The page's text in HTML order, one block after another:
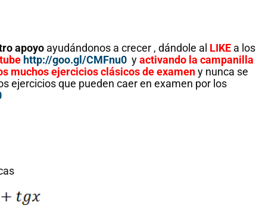
apoyo ayudándonos a crecer , dándole al LIKE a los
http://goo.gl/CMFnu0 yactivando la campanilla
muchos ejercicios clásicos de exameny nunca se
ejercicios que pueden caer en examen por los